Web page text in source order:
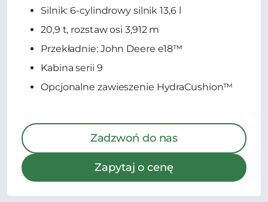
Silnik: 6-cylindrowy silnik 13,6 l
20,9 t, rozstaw osi 3,912 m
Przekładnie: John Deere e18™
Kabina serii 9
Opcjonalne zawieszenie HydraCushion™
Zadzwoń do nas
Zapytaj o cenę